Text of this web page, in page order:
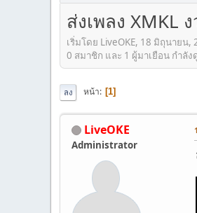
ส่งเพลง XMKL
เริ่มโดย LiveOKE, 18 มิถุนายน,
0 สมาชิก และ 1 ผู้มาเยือน กำลั
ลง หน้า 1
LiveOKE
Administrator